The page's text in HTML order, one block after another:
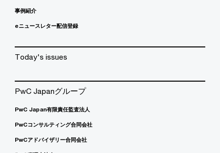
事例紹介
eニュースレター配信登録
Today's issues
PwC Japanグループ
PwC Japan有限責任監査法人
PwCコンサルティング合同会社
PwCアドバイザリー合同会社